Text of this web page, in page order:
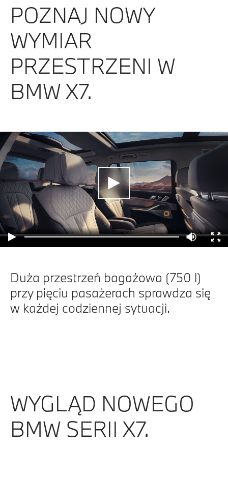
POZNAJ NOWY
WYMIAR
PRZESTRZENI W
BMW X7.
Duża przestrzeń bagażowa (750 l)
przy pięciu pasażerach sprawdza się
w każdej codziennej sytuacji.
WYGLĄD NOWEGO
BMW SERII X7.